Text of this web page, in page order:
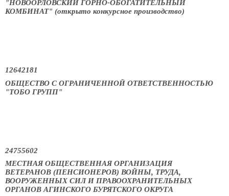
"НОВООРЛОВСКИЙ ГОРНО-ОБОГАТИТЕЛЬНЫЙ
КОМБИНАТ" (открыто конкурсное производство)
12642181
ОБЩЕСТВО С ОГРАНИЧЕННОЙ ОТВЕТСТВЕННОСТЬЮ
"ТОБО ГРУПП"
24755602
МЕСТНАЯ ОБЩЕСТВЕННАЯ ОРГАНИЗАЦИЯ
ВЕТЕРАНОВ (ПЕНСИОНЕРОВ) ВОЙНЫ, ТРУДА,
ВООРУЖЕННЫХ СИЛ И ПРАВООХРАНИТЕЛЬНЫХ
ОРГАНОВ АГИНСКОГО БУРЯТСКОГО ОКРУГА